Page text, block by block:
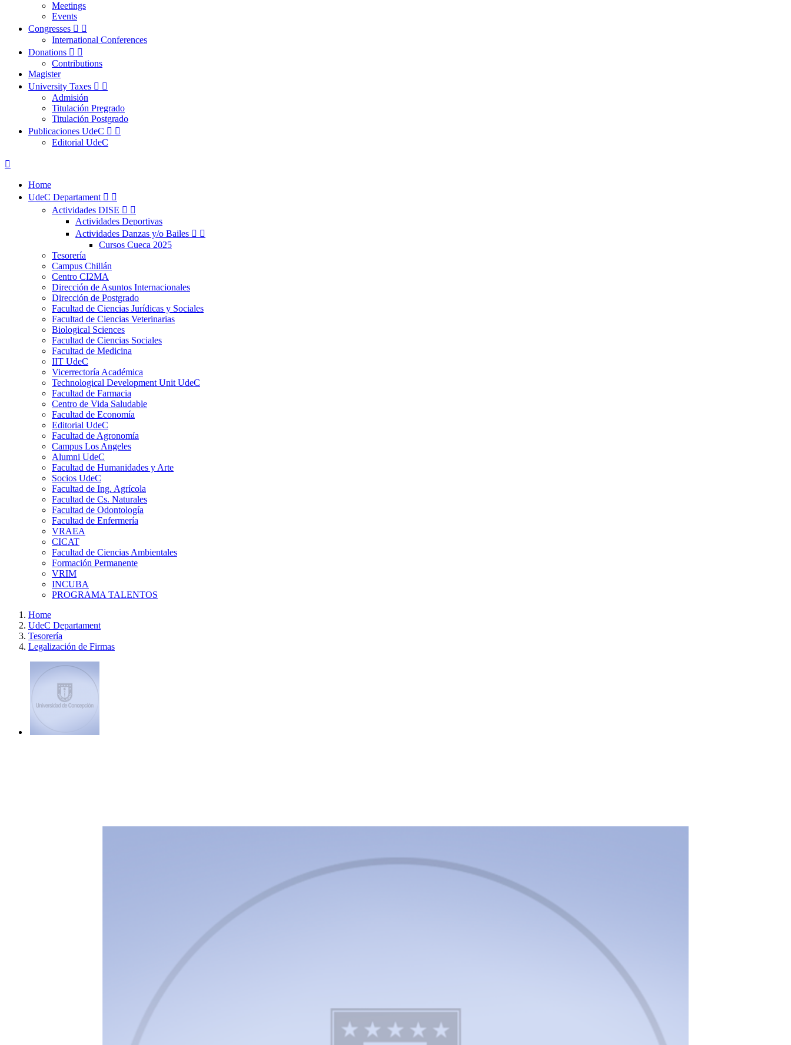
Meetings
Events
Congresses  
International Conferences
Donations  
Contributions
Magister
University Taxes  
Admisión
Titulación Pregrado
Titulación Postgrado
Publicaciones UdeC  
Editorial UdeC

Home
UdeC Departament  
Actividades DISE  
Actividades Deportivas
Actividades Danzas y/o Bailes  
Cursos Cueca 2025
Tesorería
Campus Chillán
Centro CI2MA
Dirección de Asuntos Internacionales
Dirección de Postgrado
Facultad de Ciencias Jurídicas y Sociales
Facultad de Ciencias Veterinarias
Biological Sciences
Facultad de Ciencias Sociales
Facultad de Medicina
IIT UdeC
Vicerrectoría Académica
Technological Development Unit UdeC
Facultad de Farmacia
Centro de Vida Saludable
Facultad de Economía
Editorial UdeC
Facultad de Agronomía
Campus Los Angeles
Alumni UdeC
Facultad de Humanidades y Arte
Socios UdeC
Facultad de Ing. Agrícola
Facultad de Cs. Naturales
Facultad de Odontología
Facultad de Enfermería
VRAEA
CICAT
Facultad de Ciencias Ambientales
Formación Permanente
VRIM
INCUBA
PROGRAMA TALENTOS
Home
UdeC Departament
Tesorería
Legalización de Firmas